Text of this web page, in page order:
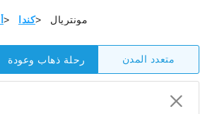
> كندا> مونتريال
رحلة ذهاب وعودة متعدد المدن